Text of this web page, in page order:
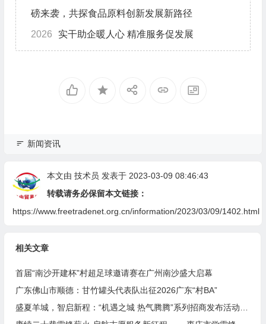
磅来袭，共探食品原料创新发展新路径
2026 实干助企暖人心 精准服务促发展
新闻资讯
本文由 技术员 发表于 2023-03-09 08:46:43
转载请务必保留本文链接：
https://www.freetradenet.org.cn/information/2023/03/09/1402.html
相关文章
首届“南沙开建杯”村超足球邀请赛在广州南沙盛大启幕
广东佛山市顺德：甘竹罐头代表队出征2026广东“村BA”